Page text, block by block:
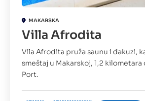
MAKARSKA
Villa Afrodita
Vila Afrodita pruža saunu i đakuzi,
smeštaj u Makarskoj, 1,2 kilometara
Port.